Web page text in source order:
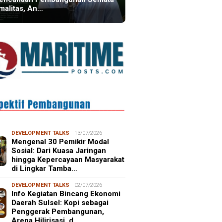
An…
DEVELOPMENT TALKS 13/07/2026
Mengenal 30 Pemikir Modal
Sosial: Dari Kuasa Jaringan
hingga Kepercayaan Masyarakat
di Lingkar Tamba…
DEVELOPMENT TALKS 02/07/2026
Info Kegiatan Bincang Ekonomi
Daerah Sulsel: Kopi sebagai
Penggerak Pembangunan,